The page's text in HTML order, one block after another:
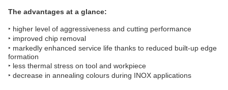
The advantages at a glance:
‣ higher level of aggressiveness and cutting performance
‣ improved chip removal
‣ markedly enhanced service life thanks to reduced built-up edge
formation
‣ less thermal stress on tool and workpiece
‣ decrease in annealing colours during INOX applications